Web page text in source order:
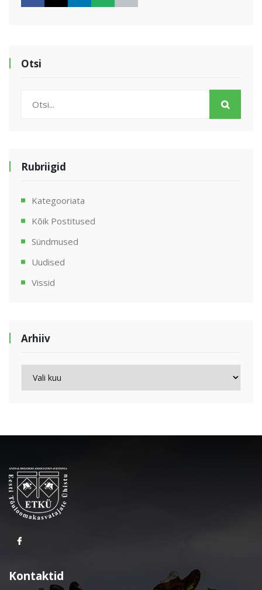
Otsi
Rubriigid
Kategooriata
Kõik Postitused
Sündmused
Uudised
Vissid
Arhiiv
Kontaktid